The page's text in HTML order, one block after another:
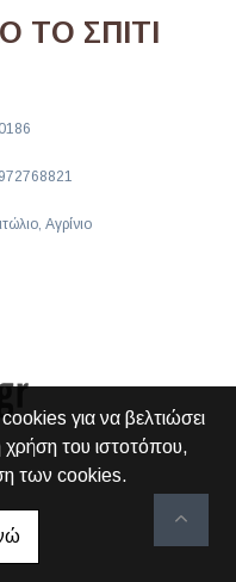
ΤΟ ΣΠΙΤΙ
Αγρίνιο
για να βελτιώσει
χρήση του ιστοτόπου,
των cookies.